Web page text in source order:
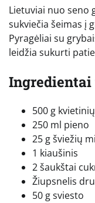
Lietuviai nuo seno
sukviečia šeimas į
Pyragėliai su
leidžia sukurti
500 g
250 ml pieno
25 g šviežių
1 kiaušinis
2 šaukštai
Žiupsnelis
50 g sviesto